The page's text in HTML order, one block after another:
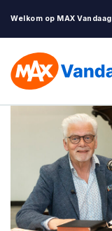
Welkom op MAX Vandaag